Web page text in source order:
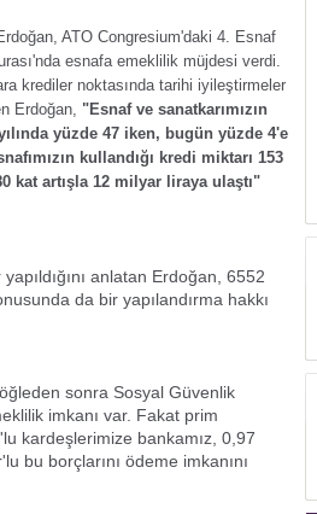
ATO Congresium'daki 4. Esnaf
esnafa emeklilik müjdesi verdi.
krediler noktasında tarihi iyileştirmeler
Erdoğan, "Esnaf ve sanatkarımızın
yüzde 47 iken, bugün yüzde 4'e
kullandığı kredi miktarı 153
kat artışla 12 milyar liraya ulaştı"
anlatan Erdoğan, 6552
da bir yapılandırma hakkı
sonra Sosyal Güvenlik
imkanı var. Fakat prim
kardeşlerimize bankamız, 0,97
bu borçlarını ödeme imkanını